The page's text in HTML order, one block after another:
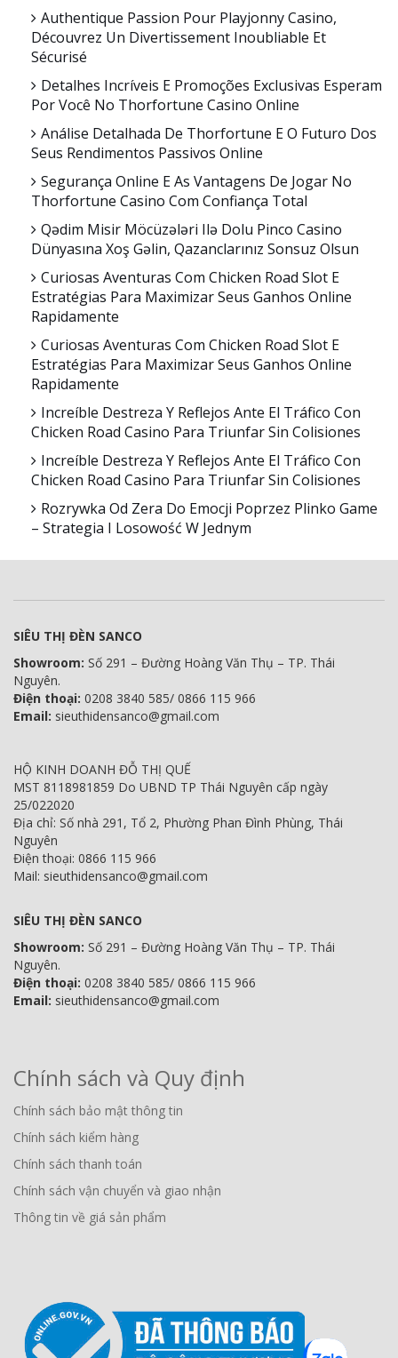
Authentique Passion Pour Playjonny Casino,
Découvrez Un Divertissement Inoubliable Et
Sécurisé
Detalhes Incríveis E Promoções Exclusivas Esperam
Por Você No Thorfortune Casino Online
Análise Detalhada De Thorfortune E O Futuro Dos
Seus Rendimentos Passivos Online
Segurança Online E As Vantagens De Jogar No
Thorfortune Casino Com Confiança Total
Qədim Misir Möcüzələri Ilə Dolu Pinco Casino
Dünyasına Xoş Gəlin, Qazanclarınız Sonsuz Olsun
Curiosas Aventuras Com Chicken Road Slot E
Estratégias Para Maximizar Seus Ganhos Online
Rapidamente
Curiosas Aventuras Com Chicken Road Slot E
Estratégias Para Maximizar Seus Ganhos Online
Rapidamente
Increíble Destreza Y Reflejos Ante El Tráfico Con
Chicken Road Casino Para Triunfar Sin Colisiones
Increíble Destreza Y Reflejos Ante El Tráfico Con
Chicken Road Casino Para Triunfar Sin Colisiones
Rozrywka Od Zera Do Emocji Poprzez Plinko Game
– Strategia I Losowość W Jednym
SIÊU THỊ ĐÈN SANCO
Showroom: Số 291 – Đường Hoàng Văn Thụ – TP. Thái
Nguyên.
Điện thoại: 0208 3840 585/ 0866 115 966
Email: sieuthidensanco@gmail.com
HỘ KINH DOANH ĐỖ THỊ QUẾ
MST 8118981859 Do UBND TP Thái Nguyên cấp ngày
25/022020
Địa chỉ: Số nhà 291, Tổ 2, Phường Phan Đình Phùng, Thái
Nguyên
Điện thoại: 0866 115 966
Mail: sieuthidensanco@gmail.com
SIÊU THỊ ĐÈN SANCO
Showroom: Số 291 – Đường Hoàng Văn Thụ – TP. Thái
Nguyên.
Điện thoại: 0208 3840 585/ 0866 115 966
Email: sieuthidensanco@gmail.com
Chính sách và Quy định
Chính sách bảo mật thông tin
Chính sách kiểm hàng
Chính sách thanh toán
Chính sách vận chuyển và giao nhận
Thông tin về giá sản phẩm